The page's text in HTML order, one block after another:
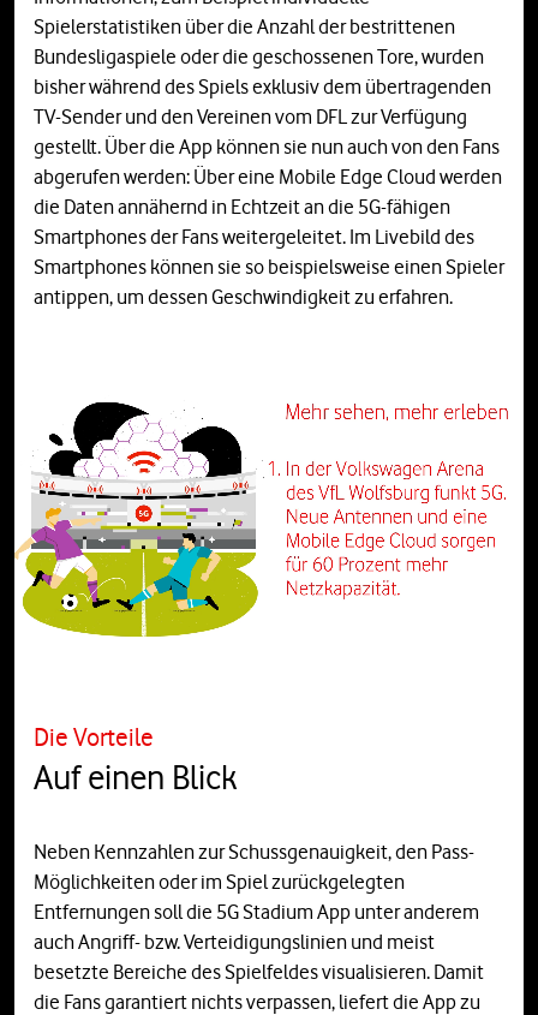
Spielerstatistiken über die Anzahl der bestrittenen
Bundesligaspiele oder die geschossenen Tore, wurden
bisher während des Spiels exklusiv dem übertragenden
TV-Sender und den Vereinen vom DFL zur Verfügung
gestellt. Über die App können sie nun auch von den Fans
abgerufen werden: Über eine Mobile Edge Cloud werden
die Daten annähernd in Echtzeit an die 5G-fähigen
Smartphones der Fans weitergeleitet. Im Livebild des
Smartphones können sie so beispielsweise einen Spieler
antippen, um dessen Geschwindigkeit zu erfahren.
Die Vorteile
Auf einen Blick
Neben Kennzahlen zur Schussgenauigkeit, den Pass-
Möglichkeiten oder im Spiel zurückgelegten
Entfernungen soll die 5G Stadium App unter anderem
auch Angriff- bzw. Verteidigungslinien und meist
besetzte Bereiche des Spielfeldes visualisieren. Damit
die Fans garantiert nichts verpassen, liefert die App zu